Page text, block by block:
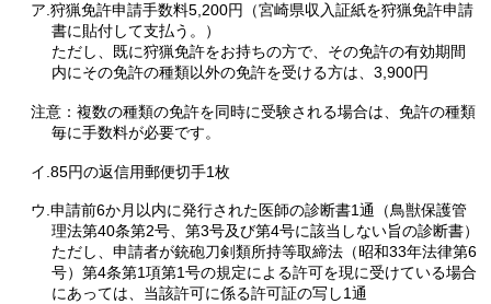
ア.狩猟免許申請手数料5,200円（宮崎県収入証紙を狩猟免許申請
書に貼付して支払う。）
ただし、既に狩猟免許をお持ちの方で、その免許の有効期間
内にその免許の種類以外の免許を受ける方は、3,900円
注意：複数の種類の免許を同時に受験される場合は、免許の種類
毎に手数料が必要です。
イ.85円の返信用郵便切手1枚
ウ.申請前6か月以内に発行された医師の診断書1通（鳥獣保護管
理法第40条第2号、第3号及び第4号に該当しない旨の診断書）
ただし、申請者が銃砲刀剣類所持等取締法（昭和33年法律第6
号）第4条第1項第1号の規定による許可を現に受けている場合
にあっては、当該許可に係る許可証の写し1通